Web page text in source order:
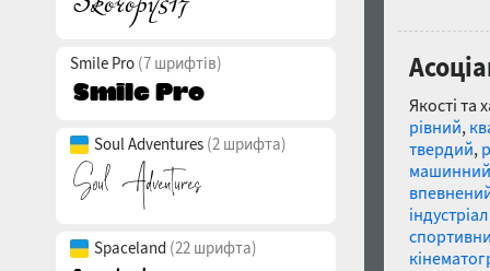
Smile Pro (7 шрифтів)
Soul Adventures (2 шрифта)
Spaceland (22 шрифта)
Якості та
рівний,
твердий,
машинний